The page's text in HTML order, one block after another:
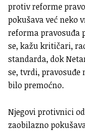
protiv reforme
pokušava već neko
reforma pravosuđa
se, kažu kritičari,
standarda, dok
se, tvrdi,
bilo premoćno.
Njegovi protivnici
zaobilazno